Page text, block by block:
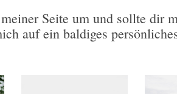
Seite um und sollte dir
auf ein baldiges